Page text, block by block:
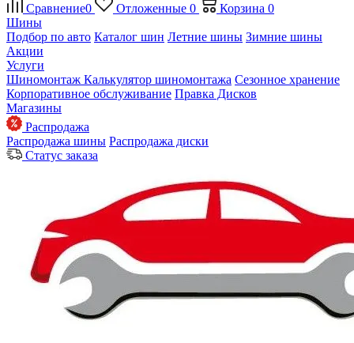
Сравнение0 Отложенные 0 Корзина 0
Шины
Подбор по авто Каталог шин Летние шины Зимние шины
Акции
Услуги
Шиномонтаж Калькулятор шиномонтажа Сезонное хранение
Корпоративное обслуживание Правка Дисков
Магазины
Распродажа
Распродажа шины Распродажа диски
Статус заказа